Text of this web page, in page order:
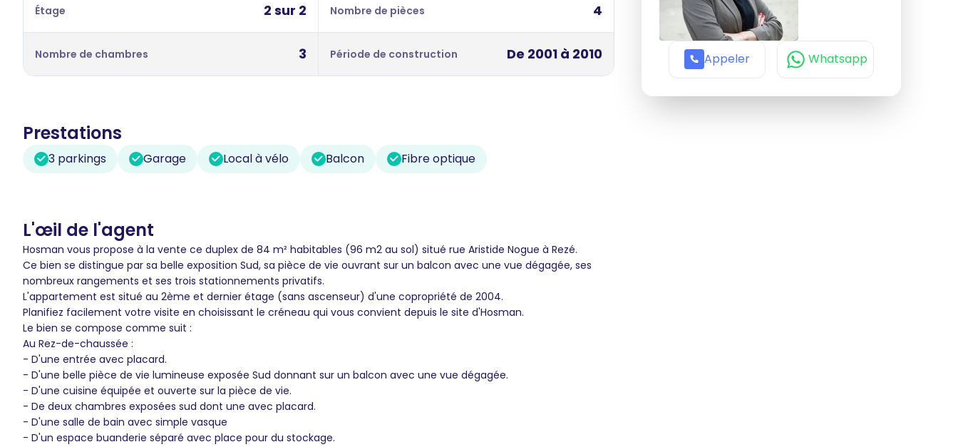
Appeler Whatsapp
Étage 2 sur 2 Nombre de pièces 4
Nombre de chambres 3 Période de construction De 2001 à 2010
Prestations
3 parkings Garage Local à vélo Balcon Fibre optique
L'œil de l'agent
Hosman vous propose à la vente ce duplex de 84 m² habitables (96 m2 au sol) situé rue Aristide Nogue à Rezé.
Ce bien se distingue par sa belle exposition Sud, sa pièce de vie ouvrant sur un balcon avec une vue dégagée, ses
nombreux rangements et ses trois stationnements privatifs.
L'appartement est situé au 2ème et dernier étage (sans ascenseur) d'une copropriété de 2004.
Planifiez facilement votre visite en choisissant le créneau qui vous convient depuis le site d'Hosman.
Le bien se compose comme suit :
Au Rez-de-chaussée :
- D'une entrée avec placard.
- D'une belle pièce de vie lumineuse exposée Sud donnant sur un balcon avec une vue dégagée.
- D'une cuisine équipée et ouverte sur la pièce de vie.
- De deux chambres exposées sud dont une avec placard.
- D'une salle de bain avec simple vasque
- D'un espace buanderie séparé avec place pour du stockage.